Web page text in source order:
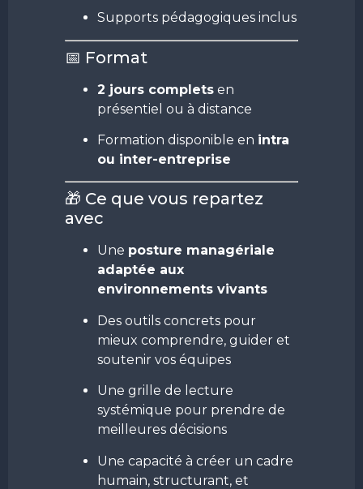
Supports pédagogiques inclus
📅 Format
2 jours complets en
présentiel ou à distance
Formation disponible en intra
ou inter-entreprise
🎁 Ce que vous repartez
avec
Une posture managériale
adaptée aux
environnements vivants
Des outils concrets pour
mieux comprendre, guider et
soutenir vos équipes
Une grille de lecture
systémique pour prendre de
meilleures décisions
Une capacité à créer un cadre
humain, structurant, et